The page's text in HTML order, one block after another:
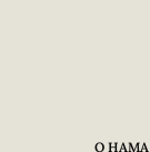
О НАМА